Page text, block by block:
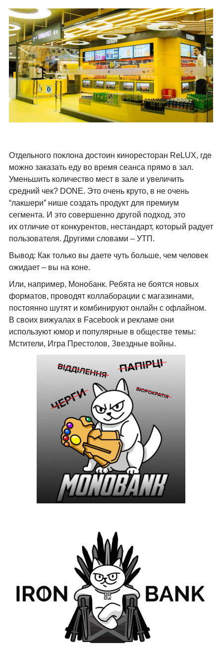
Отдельного поклона достоин киноресторан ReLUX, где
можно заказать еду во время сеанса прямо в зал.
Уменьшить количество мест в зале и увеличить
средний чек? DONE. Это очень круто, в не очень
“лакшери” нише создать продукт для премиум
сегмента. И это совершенно другой подход, это
их отличие от конкурентов, нестандарт, который радует
пользователя. Другими словами – УТП.
Вывод: Как только вы даете чуть больше, чем человек
ожидает – вы на коне.
Или, например, Монобанк. Ребята не боятся новых
форматов, проводят коллаборации с магазинами,
постоянно шутят и комбинируют онлайн с офлайном.
В своих вижуалах в Facebook и рекламе они
используют юмор и популярные в обществе темы:
Мстители, Игра Престолов, Звездные войны.